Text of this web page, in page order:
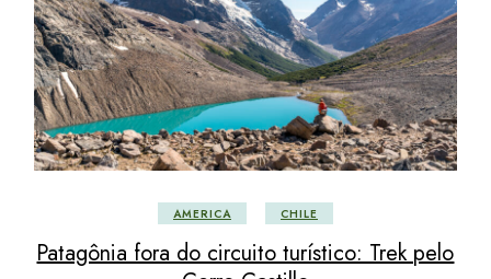
AMERICA CHILE
Patagônia fora do circuito turístico: Trek pelo